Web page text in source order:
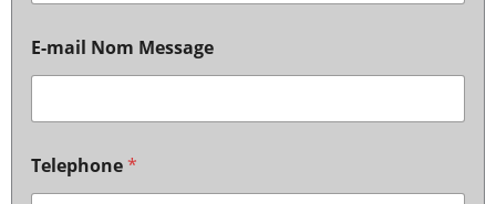
E-mail Nom Message
Telephone*